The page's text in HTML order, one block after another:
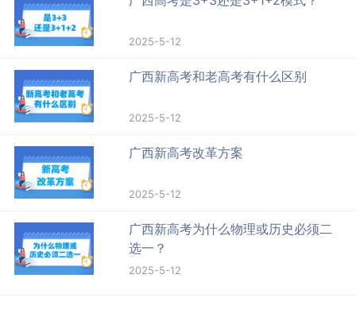
2025-5-12
广西新高考和老高考有什么区别
2025-5-12
广西新高考改革方案
2025-5-12
广西新高考为什么物理或历史必须二
选一？
2025-5-12